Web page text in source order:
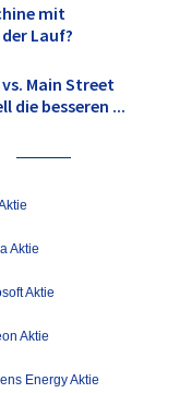
mit
Lauf?
Main Street
die besseren ...
Aktie
Aktie
Aktie
Energy Aktie